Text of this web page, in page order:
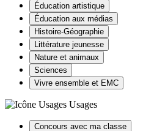
Éducation artistique
Éducation aux médias
Histoire-Géographie
Littérature jeunesse
Nature et animaux
Sciences
Vivre ensemble et EMC
Usages
Concours avec ma classe